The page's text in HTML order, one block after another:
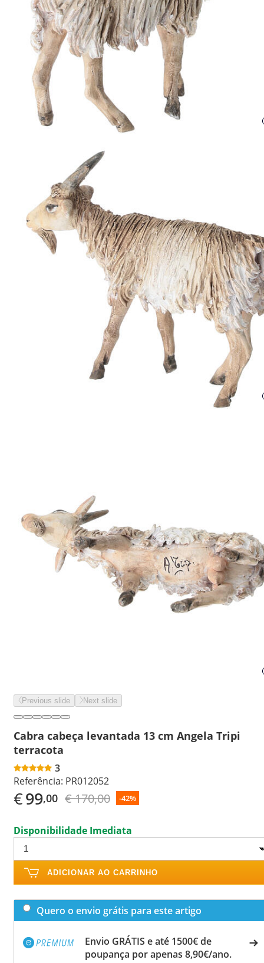
Previous slide Next slide
Cabra cabeça levantada 13 cm Angela Tripi
terracota
3
Referência: PR012052
€99,00 € 170,00 -42%
Disponibilidade Imediata
ADICIONAR AO CARRINHO
Quero o envio grátis para este artigo
Envio GRÁTIS e até 1500€ de
poupança por apenas 8,90€/ano.